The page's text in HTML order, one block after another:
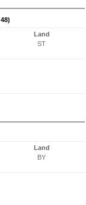
Land
ST
Land
BY